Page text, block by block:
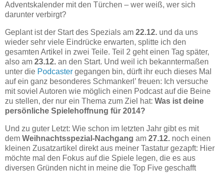
Adventskalender mit den Türchen – wer weiß, wer sich
darunter verbirgt?
Geplant ist der Start des Spezials am 22.12. und da uns
wieder sehr viele Eindrücke erwarten, splitte ich den
gesamten Artikel in zwei Teile. Teil 2 geht einen Tag später,
also am 23.12. an den Start. Und weil ich bekanntermaßen
unter die Podcaster gegangen bin, dürft ihr euch dieses Mal
auf ein ganz besonderes Schmankerl’ freuen: Ich versuche
mit soviel Autoren wie möglich einen Podcast auf die Beine
zu stellen, der nur ein Thema zum Ziel hat: Was ist deine
persönliche Spielehoffnung für 2014?
Und zu guter Letzt: Wie schon im letzten Jahr gibt es mit
dem Weihnachtsspezial-Nachgang am 27.12. noch einen
kleinen Zusatzartikel direkt aus meiner Tastatur gezapft: Hier
möchte mal den Fokus auf die Spiele legen, die es aus
diversen Gründen nicht in meine die Top Five geschafft